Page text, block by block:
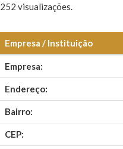
252 visualizações.
Empresa / Instituição
Empresa:
Endereço:
Bairro:
CEP: